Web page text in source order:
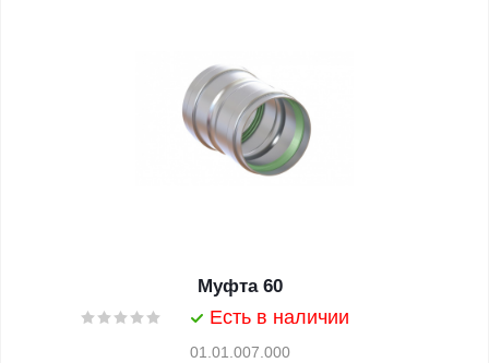
Муфта 60
Есть в наличии
01.01.007.000